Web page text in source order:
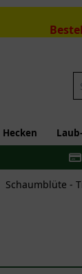
Hecken
Schaumblüte -